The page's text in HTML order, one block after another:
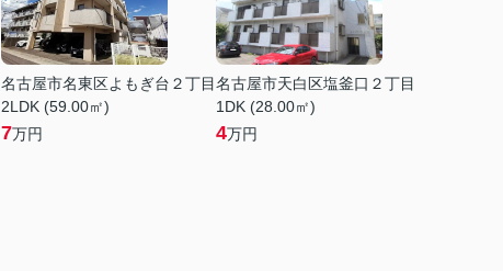
名古屋市名東区よもぎ台２丁目
2LDK (59.00㎡)
7万円
名古屋市天白区塩釜口２丁目
1DK (28.00㎡)
4万円